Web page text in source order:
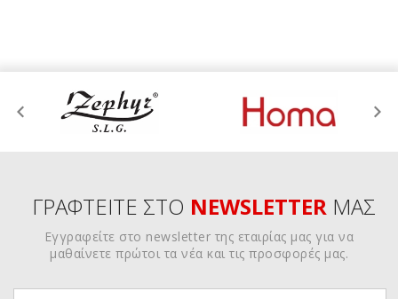
ΓΡΑΦΤΕΙΤΕ ΣΤΟ NEWSLETTERΜΑΣ
Εγγραφείτε στο newsletter της εταιρίας μας για να
μαθαίνετε πρώτοι τα νέα και τις προσφορές μας.